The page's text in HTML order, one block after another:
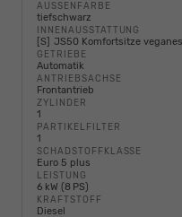
AUSSENFARBE
tiefschwarz
INNENAUSSTATTUNG
S JS50 Komfortsitze
GETRIEBE
Automatik
ANTRIEBSACHSE
Frontantrieb
ZYLINDER
1
PARTIKELFILTER
1
SCHADSTOFFKLASSE
Euro 5 plus
LEISTUNG
6 kW (8 PS)
KRAFTSTOFF
Diesel